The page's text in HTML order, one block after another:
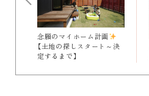
念願のマイホーム計画
【土地の探しスタート～決
定するまで】